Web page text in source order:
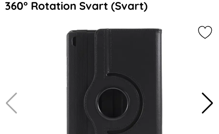
360° Rotation Svart (Svart)
Bilder